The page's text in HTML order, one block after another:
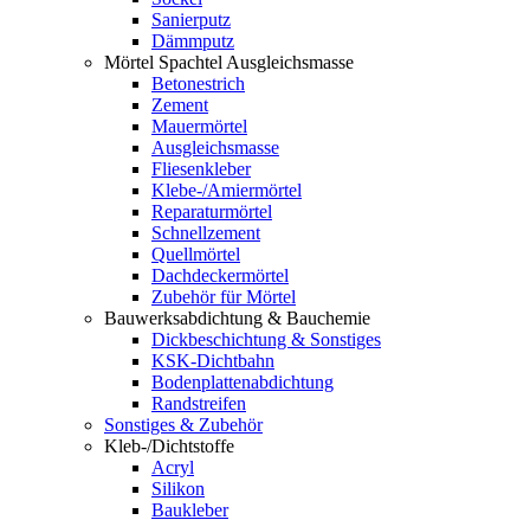
Sanierputz
Dämmputz
Mörtel Spachtel Ausgleichsmasse
Betonestrich
Zement
Mauermörtel
Ausgleichsmasse
Fliesenkleber
Klebe-/Amiermörtel
Reparaturmörtel
Schnellzement
Quellmörtel
Dachdeckermörtel
Zubehör für Mörtel
Bauwerksabdichtung & Bauchemie
Dickbeschichtung & Sonstiges
KSK-Dichtbahn
Bodenplattenabdichtung
Randstreifen
Sonstiges & Zubehör
Kleb-/Dichtstoffe
Acryl
Silikon
Baukleber